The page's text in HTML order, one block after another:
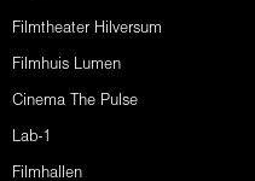
Filmtheater Hilversum
Filmhuis Lumen
Cinema The Pulse
Lab-1
Filmhallen